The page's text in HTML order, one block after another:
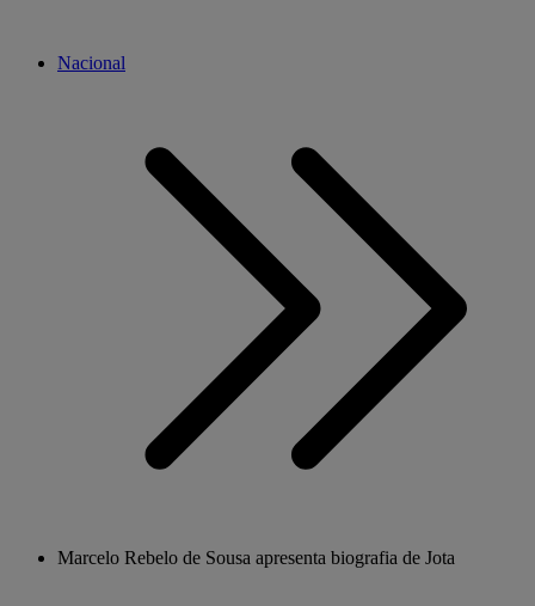
Nacional
Marcelo Rebelo de Sousa apresenta biografia de Jota